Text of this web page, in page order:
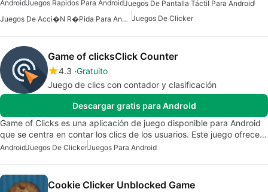
AndroidJuegos Rapidos Para AndroidJuegos De Pantalla Táctil Para Android
Juegos De Acci�n R�pida Para Android Juegos De Clicker
Game of clicksClick Counter
4.3 Gratuito
Juego de clics con contador y clasificación
Descargar gratis para Android
Game of Clicks es una aplicación de juego disponible para Android
que se centra en contar los clics de los usuarios. Este juego ofrece…
AndroidJuegos De ClickerJuegos Para Android
Cookie Clicker Unblocked Game